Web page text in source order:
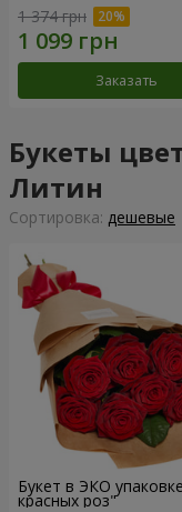
1 374 грн
Заказать
Букеты
Литин
Cортировка: дешевые
Букет в ЭКО
красных роз"